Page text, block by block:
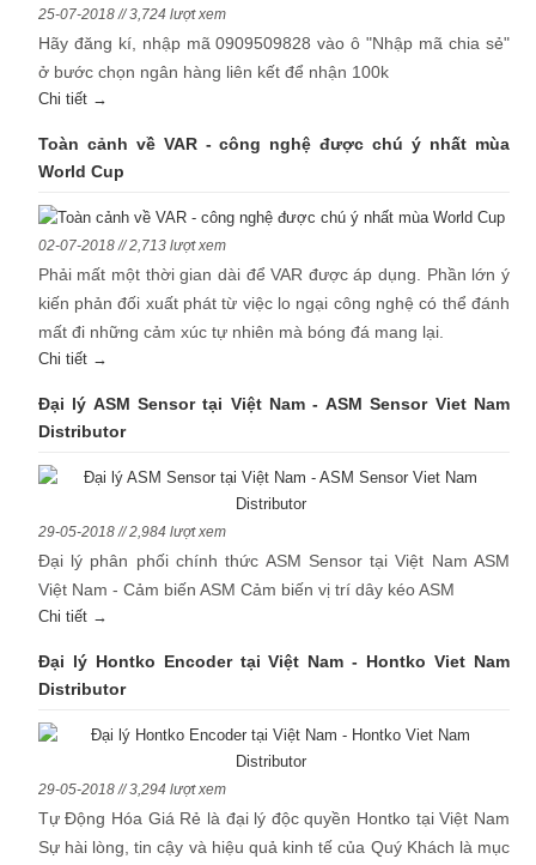
25-07-2018 // 3,724 lượt xem
Hãy đăng kí, nhập mã 0909509828 vào ô "Nhập mã chia sẻ"
ở bước chọn ngân hàng liên kết để nhận 100k
Chi tiết →
Toàn cảnh về VAR - công nghệ được chú ý nhất mùa
World Cup
02-07-2018 // 2,713 lượt xem
Phải mất một thời gian dài để VAR được áp dụng. Phần lớn ý
kiến phản đối xuất phát từ việc lo ngại công nghệ có thể đánh
mất đi những cảm xúc tự nhiên mà bóng đá mang lại.
Chi tiết →
Đại lý ASM Sensor tại Việt Nam - ASM Sensor Viet Nam
Distributor
29-05-2018 // 2,984 lượt xem
Đại lý phân phối chính thức ASM Sensor tại Việt Nam ASM
Việt Nam - Cảm biến ASM Cảm biến vị trí dây kéo ASM
Chi tiết →
Đại lý Hontko Encoder tại Việt Nam - Hontko Viet Nam
Distributor
29-05-2018 // 3,294 lượt xem
Tự Động Hóa Giá Rẻ là đại lý độc quyền Hontko tại Việt Nam
Sự hài lòng, tin cậy và hiệu quả kinh tế của Quý Khách là mục